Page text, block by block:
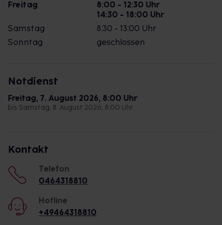
Freitag
8:00 - 12:30 Uhr
14:30 - 18:00 Uhr
Samstag
8:30 - 13:00 Uhr
Sonntag
geschlossen
Notdienst
Freitag, 7. August 2026, 8:00 Uhr
bis Samstag, 8. August 2026, 8:00 Uhr
Kontakt
Telefon
0464318810
Hotline
+49464318810